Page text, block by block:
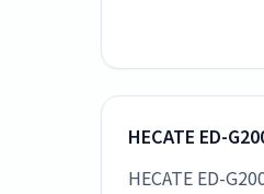
HECATE ED-
HECATE ED-